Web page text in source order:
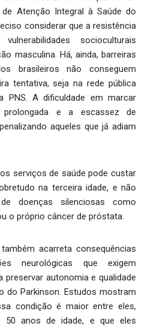
Atenção Integral à Saúde do
considerar que a resistência
socioculturais
masculina. Há, ainda, barreiras
brasileiros não conseguem
tentativa, seja na rede pública
PNS. A dificuldade em marcar
e a escassez de
aqueles que já adiam
serviços de saúde pode custar
na terceira idade, e não
doenças silenciosas como
o próprio câncer de próstata.
acarreta consequências
neurológicas que exigem
preservar autonomia e qualidade
do Parkinson. Estudos mostram
condição é maior entre eles,
50 anos de idade, e que eles